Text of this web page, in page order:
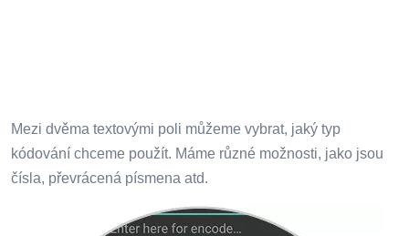
Mezi dvěma textovými poli můžeme vybrat, jaký typ
kódování chceme použít. Máme různé možnosti, jako jsou
čísla, převrácená písmena atd.